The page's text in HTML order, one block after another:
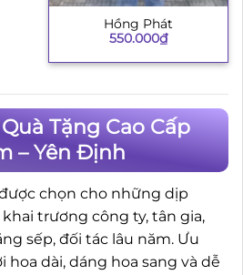
Hồng Phát
550.000₫
Tặng Cao Cấp
– Yên Định
chọn cho những dịp
trương công ty, tân gia,
sếp, đối tác lâu năm. Ưu
dài, dáng hoa sang và dễ